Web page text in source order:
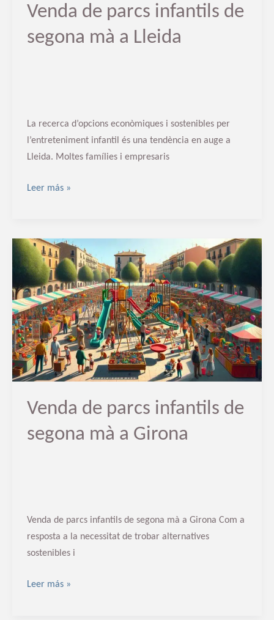
Venda de parcs infantils de
segona mà a Lleida
La recerca d’opcions econòmiques i sostenibles per
l’entreteniment infantil és una tendència en auge a
Lleida. Moltes famílies i empresaris
Leer más »
Venda de parcs infantils de
segona mà a Girona
Venda de parcs infantils de segona mà a Girona Com a
resposta a la necessitat de trobar alternatives
sostenibles i
Venda
de
parcs
infantils
de
segona
mà
a
Girona
Leer más »